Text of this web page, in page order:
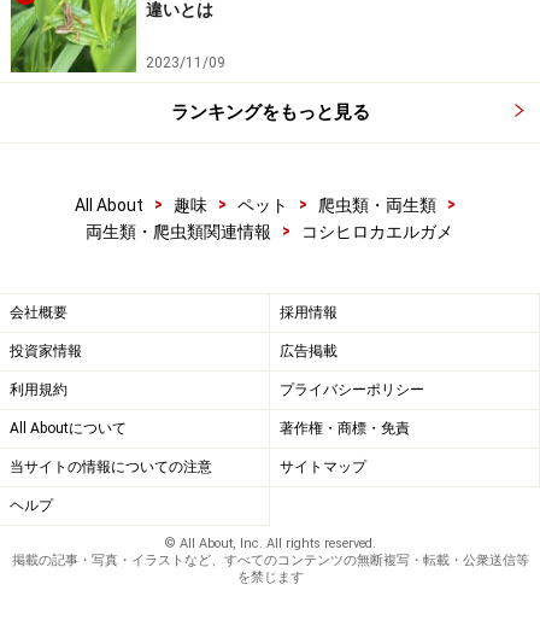
違いとは
2023/11/09
ランキングをもっと見る
All About > 趣味 > ペット > 爬虫類・両生類
>
両生類・爬虫類関連情報
> コシヒロカエルガメ
会社概要 採用情報
投資家情報 広告掲載
利用規約 プライバシーポリシー
All Aboutについて 著作権・商標・免責
当サイトの情報についての注意 サイトマップ
ヘルプ
© All About, Inc. All rights reserved.
掲載の記事・写真・イラストなど、すべてのコンテンツの無断複写・転載・公衆送信等
を禁じます